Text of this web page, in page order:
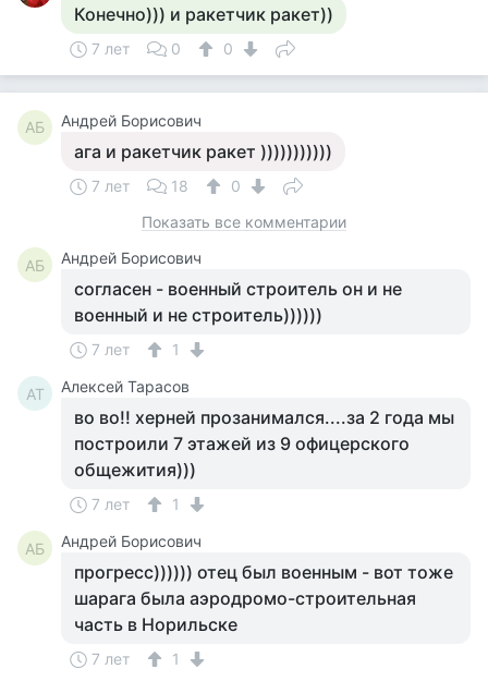
Конечно))) и ракетчик ракет))
7 лет 0 0
АБ Андрей Борисович
ага и ракетчик ракет )))))))))))
7 лет 18
0
Показать все комментарии
АБ Андрей Борисович
согласен - военный строитель он и не
военный и не строитель))))))
7 лет 1
АТ Алексей Тарасов
во во!! херней прозанимался....за 2 года мы
построили 7 этажей из 9 офицерского
общежития)))
7 лет 1
АБ Андрей Борисович
прогресс)))))) отец был военным - вот тоже
шарага была аэродромо-строительная
часть в Норильске
7 лет 1